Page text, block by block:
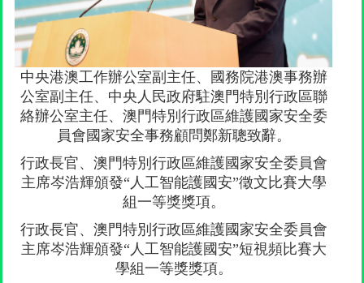
中央港澳工作辦公室副主任、國務院港澳事務辦
公室副主任、中央人民政府駐澳門特別行政區聯
絡辦公室主任、澳門特別行政區維護國家安全委
員會國家安全事務顧問鄭新聰致辭。
行政長官、澳門特別行政區維護國家安全委員會
主席岑浩輝頒發“人工智能護國安”徵文比賽大學
組一等獎獎項。
行政長官、澳門特別行政區維護國家安全委員會
主席岑浩輝頒發“人工智能護國安”短視頻比賽大
學組一等獎獎項。